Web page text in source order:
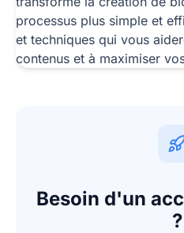
Besoin d'un
?